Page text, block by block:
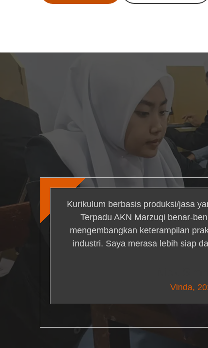
Kurikulum berbasis produksi/jasa
Terpadu AKN Marzuqi benar-
mengembangkan keterampilan
industri. Saya merasa lebih siap
Vinda,